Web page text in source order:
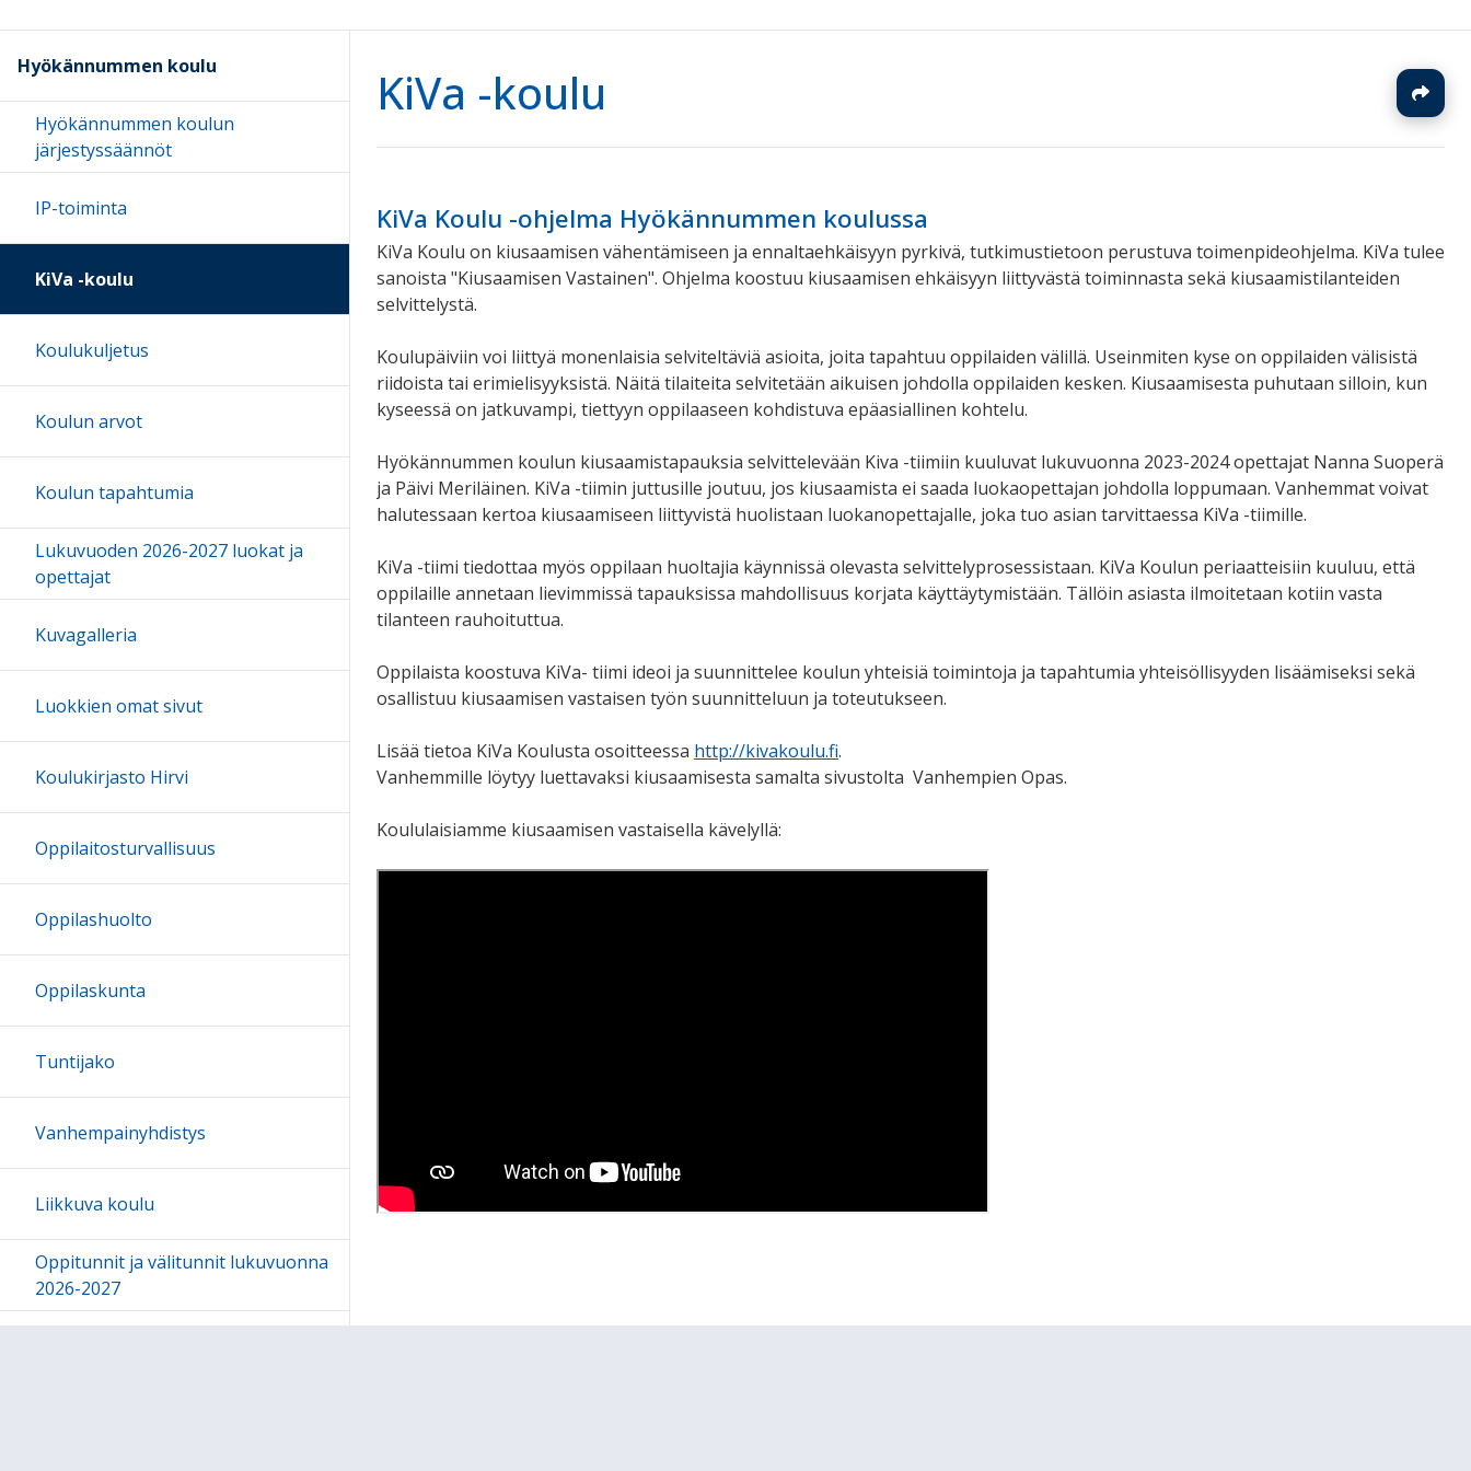
KiVa -koulu
KiVa Koulu -ohjelma Hyökännummen koulussa
KiVa Koulu on kiusaamisen vähentämiseen ja ennaltaehkäisyyn pyrkivä, tutkimustietoon perustuva toimenpideohjelma. KiVa tulee
sanoista "Kiusaamisen Vastainen". Ohjelma koostuu kiusaamisen ehkäisyyn liittyvästä toiminnasta sekä kiusaamistilanteiden
selvittelystä.
Koulupäiviin voi liittyä monenlaisia selviteltäviä asioita, joita tapahtuu oppilaiden välillä. Useinmiten kyse on oppilaiden välisistä
riidoista tai erimielisyyksistä. Näitä tilaiteita selvitetään aikuisen johdolla oppilaiden kesken. Kiusaamisesta puhutaan silloin, kun
kyseessä on jatkuvampi, tiettyyn oppilaaseen kohdistuva epäasiallinen kohtelu.
Hyökännummen koulun kiusaamistapauksia selvittelevään Kiva -tiimiin kuuluvat lukuvuonna 2023-2024 opettajat Nanna Suoperä
ja Päivi Meriläinen. KiVa -tiimin juttusille joutuu, jos kiusaamista ei saada luokaopettajan johdolla loppumaan. Vanhemmat voivat
halutessaan kertoa kiusaamiseen liittyvistä huolistaan luokanopettajalle, joka tuo asian tarvittaessa KiVa -tiimille.
KiVa -tiimi tiedottaa myös oppilaan huoltajia käynnissä olevasta selvittelyprosessistaan. KiVa Koulun periaatteisiin kuuluu, että
oppilaille annetaan lievimmissä tapauksissa mahdollisuus korjata käyttäytymistään. Tällöin asiasta ilmoitetaan kotiin vasta
tilanteen rauhoituttua.
Oppilaista koostuva KiVa- tiimi ideoi ja suunnittelee koulun yhteisiä toimintoja ja tapahtumia yhteisöllisyyden lisäämiseksi sekä
osallistuu kiusaamisen vastaisen työn suunnitteluun ja toteutukseen.
Lisää tietoa KiVa Koulusta osoitteessa http://kivakoulu.fi.
Vanhemmille löytyy luettavaksi kiusaamisesta samalta sivustolta Vanhempien Opas.
Koululaisiamme kiusaamisen vastaisella kävelyllä:
Hyökännummen koulu
Hyökännummen koulun
järjestyssäännöt
IP-toiminta
KiVa -koulu
Koulukuljetus
Koulun arvot
Koulun tapahtumia
Lukuvuoden 2026-2027 luokat ja
opettajat
Kuvagalleria
Luokkien omat sivut
Koulukirjasto Hirvi
Oppilaitosturvallisuus
Oppilashuolto
Oppilaskunta
Tuntijako
Vanhempainyhdistys
Liikkuva koulu
Oppitunnit ja välitunnit lukuvuonna
2026-2027